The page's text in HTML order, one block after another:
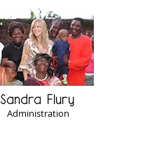
Sandra Flury
Administration